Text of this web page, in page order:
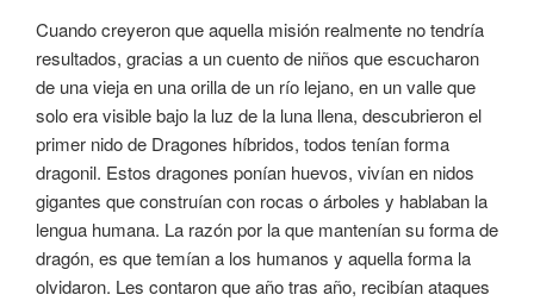
Cuando creyeron que aquella misión realmente no tendría
resultados, gracias a un cuento de niños que escucharon
de una vieja en una orilla de un río lejano, en un valle que
solo era visible bajo la luz de la luna llena, descubrieron el
primer nido de Dragones híbridos, todos tenían forma
dragonil. Estos dragones ponían huevos, vivían en nidos
gigantes que construían con rocas o árboles y hablaban la
lengua humana. La razón por la que mantenían su forma de
dragón, es que temían a los humanos y aquella forma la
olvidaron. Les contaron que año tras año, recibían ataques